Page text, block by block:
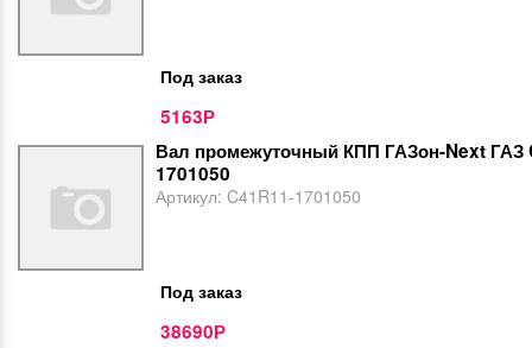
Под заказ
5163Р
Вал промежуточный КПП ГАЗон-Next ГАЗ
1701050
Артикул: C41R11-1701050
Под заказ
38690Р